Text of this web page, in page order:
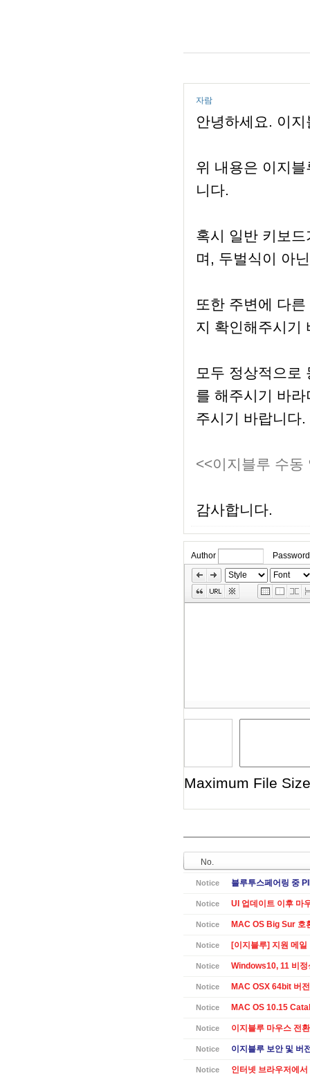
자람
안녕하세요. 이
위 내용은 이지
니다.
혹시 일반 키보
며, 두벌식이 아
또한 주변에 다
지 확인해주시기
모두 정상적으로
를 해주시기 바
주시기 바랍니다.
<<이지블루 수동
감사합니다.
Author
Password
Skip
Edit
Toolbox
Maximum File
No.
Notice 블루투스페어링 중
Notice UI 업데이트 이후 마
Notice MAC OS Big Sur 호
Notice [이지블루] 지원 메일
Notice Windows10, 11 비정
Notice MAC OSX 64bit 버
Notice MAC OS 10.15
Notice 이지블루 마우스 전
Notice 이지블루 보안 및 버
Notice 인터넷 브라우저에